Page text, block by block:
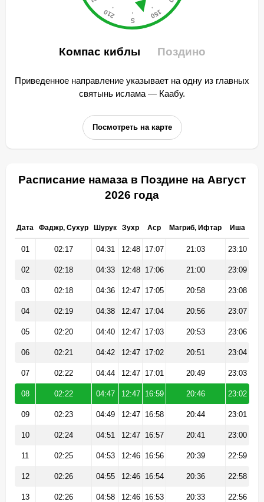
Компас киблы Поздино
Приведенное направление указывает на одну из главных
святынь ислама — Каабу.
Посмотреть на карте
Расписание намаза в Поздине на Август
2026 года
Дата Фаджр, Сухур Шурук Зухр Аср Магриб, Ифтар Иша
01 02:17 04:31 12:48 17:07 21:03 23:10
02 02:18 04:33 12:48 17:06 21:00 23:09
03 02:18 04:36 12:47 17:05 20:58 23:08
04 02:19 04:38 12:47 17:04 20:56 23:07
05 02:20 04:40 12:47 17:03 20:53 23:06
06 02:21 04:42 12:47 17:02 20:51 23:04
07 02:22 04:44 12:47 17:01 20:49 23:03
08 02:22 04:47 12:47 16:59 20:46 23:02
09 02:23 04:49 12:47 16:58 20:44 23:01
10 02:24 04:51 12:47 16:57 20:41 23:00
11 02:25 04:53 12:46 16:56 20:39 22:59
12 02:26 04:55 12:46 16:54 20:36 22:58
13 02:26 04:58 12:46 16:53 20:33 22:56